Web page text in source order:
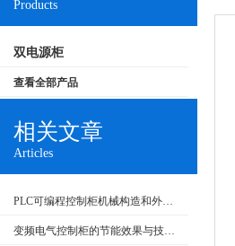
Products
双电源柜
查看全部产品
相关文章
Articles
PLC可编程控制柜机械构造和外部回路的检查
变频电气控制柜的节能效果与技术发展